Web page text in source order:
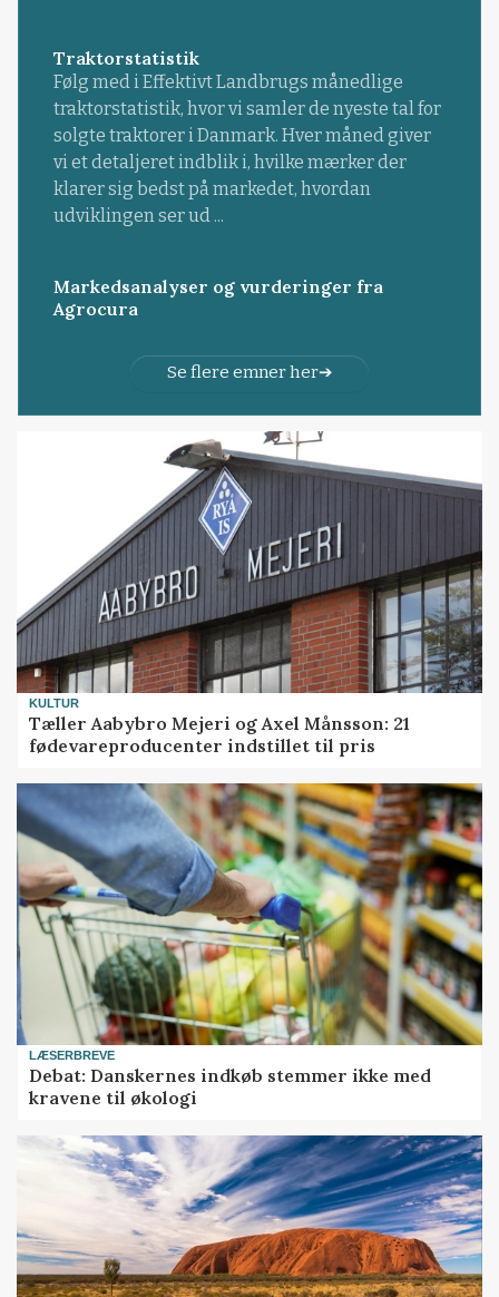
Traktorstatistik
Følg med i Effektivt Landbrugs månedlige
traktorstatistik, hvor vi samler de nyeste tal for
solgte traktorer i Danmark. Hver måned giver
vi et detaljeret indblik i, hvilke mærker der
klarer sig bedst på markedet, hvordan
udviklingen ser ud ...
Markedsanalyser og vurderinger fra
Agrocura
Se flere emner her
KULTUR
Tæller Aabybro Mejeri og Axel Månsson: 21
fødevareproducenter indstillet til pris
LÆSERBREVE
Debat: Danskernes indkøb stemmer ikke med
kravene til økologi